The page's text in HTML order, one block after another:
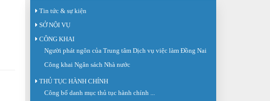
Tin tức & sự kiện
SỞ NỘI VỤ
CÔNG KHAI
Người phát ngôn của Trung tâm Dịch vụ việc làm Đồng Nai
Công khai Ngân sách Nhà nước
THỦ TỤC HÀNH CHÍNH
Công bố danh mục thủ tục hành chính ...
Sàn giao dịch việc làm lần thứ 08 năm 2026: Hơn 4.300 cơ hội...
Sáng ngày 03/8/2026, Trung tâm Dịch vụ việc làm Đồng Nai tổ